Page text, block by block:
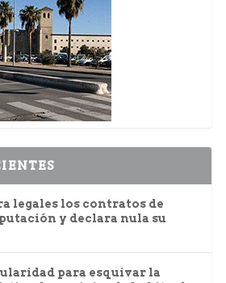
legales los contratos de
y declara nula su
para esquivar la